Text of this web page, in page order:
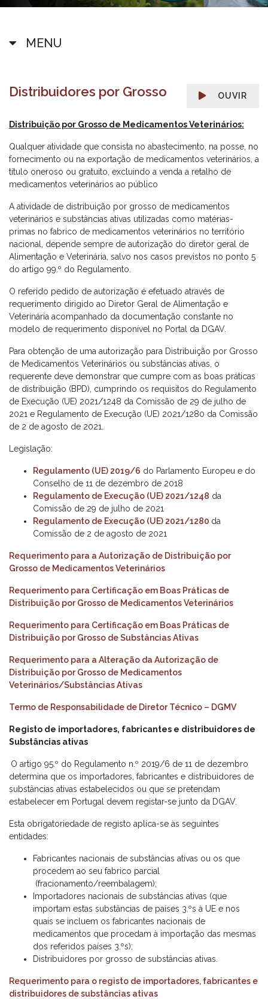
MENU
OUVIR
Distribuidores por Grosso
Distribuição por Grosso de Medicamentos Veterinários:
Qualquer atividade que consista no abastecimento, na posse, no
fornecimento ou na exportação de medicamentos veterinários, a
título oneroso ou gratuito, excluindo a venda a retalho de
medicamentos veterinários ao público
A atividade de distribuição por grosso de medicamentos
veterinários e substâncias ativas utilizadas como matérias-
primas no fabrico de medicamentos veterinários no território
nacional, depende sempre de autorização do diretor geral de
Alimentação e Veterinária, salvo nos casos previstos no ponto 5
do artigo 99.º do Regulamento.
O referido pedido de autorização é efetuado através de
requerimento dirigido ao Diretor Geral de Alimentação e
Veterinária acompanhado da documentação constante no
modelo de requerimento disponível no Portal da DGAV.
Para obtenção de uma autorização para Distribuição por Grosso
de Medicamentos Veterinários ou substâncias ativas, o
requerente deve demonstrar que cumpre com as boas práticas
de distribuição (BPD), cumprindo os requisitos do Regulamento
de Execução (UE) 2021/1248 da Comissão de 29 de julho de
2021 e Regulamento de Execução (UE) 2021/1280 da Comissão
de 2 de agosto de 2021.
Legislação:
Regulamento (UE) 2019/6 do Parlamento Europeu e do
Conselho de 11 de dezembro de 2018
Regulamento de Execução (UE) 2021/1248 da
Comissão de 29 de julho de 2021
Regulamento de Execução (UE) 2021/1280 da
Comissão de 2 de agosto de 2021
Requerimento para a Autorização de Distribuição por
Grosso de Medicamentos Veterinários
Requerimento para Certificação em Boas Práticas de
Distribuição por Grosso de Medicamentos Veterinários
Requerimento para Certificação em Boas Práticas de
Distribuição por Grosso de Substâncias Ativas
Requerimento para a Alteração da Autorização de
Distribuição por Grosso de Medicamentos
Veterinários/Substâncias Ativas
Termo de Responsabilidade de Diretor Técnico – DGMV
Registo de importadores, fabricantes e distribuidores de
Substâncias ativas
O artigo 95.º do Regulamento n.º 2019/6 de 11 de dezembro
determina que os importadores, fabricantes e distribuidores de
substâncias ativas estabelecidos ou que se pretendam
estabelecer em Portugal devem registar-se junto da DGAV.
Esta obrigatoriedade de registo aplica-se às seguintes
entidades:
Fabricantes nacionais de substâncias ativas ou os que
procedem ao seu fabrico parcial
(fracionamento/reembalagem);
Importadores nacionais de substâncias ativas (que
importam estas substâncias de países 3.ºs à UE e nos
quais se incluem os fabricantes nacionais de
medicamentos que procedam à importação das mesmas
dos referidos países 3.ºs);
Distribuidores por grosso de substâncias ativas.
Requerimento para o registo de importadores, fabricantes e
distribuidores de substâncias ativas